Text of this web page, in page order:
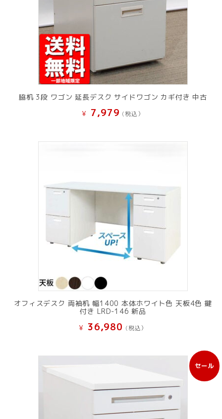
脇机 3段 ワゴン 延長デスク サイドワゴン カギ付き 中古
¥ 7,979 (税込）
オフィスデスク 両袖机 幅1400 本体ホワイト色 天板4色 鍵
付き LRD-146 新品
¥ 36,980 (税込）
セール
販
売